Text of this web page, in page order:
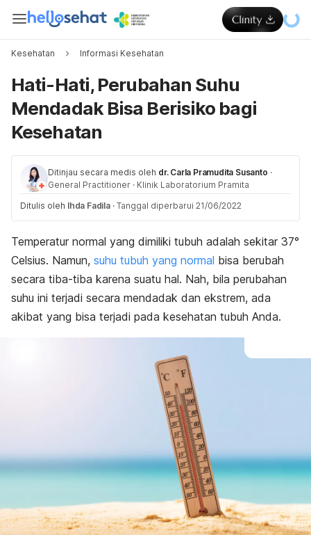
Kesehatan Informasi Kesehatan
Hati-Hati, Perubahan Suhu
Mendadak Bisa Berisiko bagi
Kesehatan
Ditinjau secara medis oleh dr. Carla Pramudita Susanto ·
General Practitioner · Klinik Laboratorium Pramita
Ditulis oleh Ihda Fadila · Tanggal diperbarui 21/06/2022
Temperatur normal yang dimiliki tubuh adalah sekitar 37°
Celsius. Namun, suhu tubuh yang normal bisa berubah
secara tiba-tiba karena suatu hal. Nah, bila perubahan
suhu ini terjadi secara mendadak dan ekstrem, ada
akibat yang bisa terjadi pada kesehatan tubuh Anda.